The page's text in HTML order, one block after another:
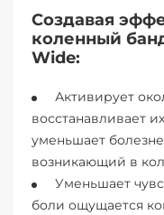
Создавая
коленный
Wide:
Активирует
восстанавливает
уменьшает
возникающий в
Уменьшает
боли ощущается